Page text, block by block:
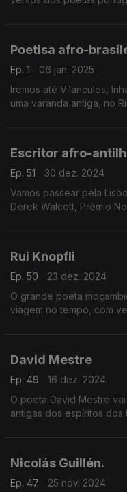
Poetisa afro-
Ep. 1
06 jan. 2025
Iremos até Vilanculos,
uma varanda antiga, no
Escritor afro-
Ep. 51
30 dez. 2024
Vamos passear pela
Derek Walcott, Prémio
Rui Knopfli
Ep. 50
23 dez. 2024
O grande poeta
viagem no tempo, com
David Mestre
Ep. 49
16 dez. 2024
O poeta David Mestre
antigas dos espíritos dos
Nicolás Guillén.
Ep. 47
25 nov. 2024